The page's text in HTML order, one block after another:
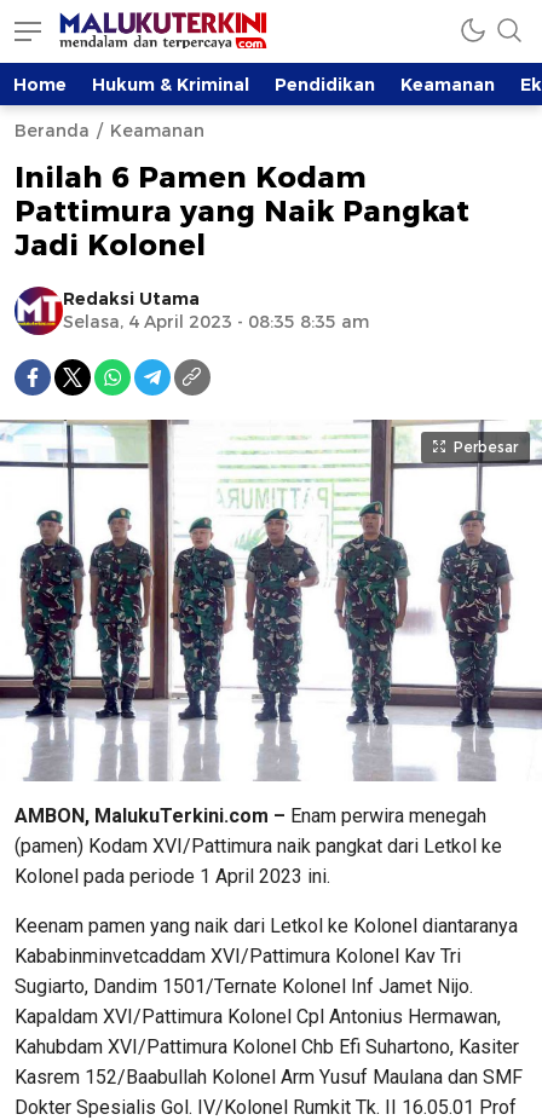
Home Hukum & Kriminal Pendidikan Keamanan
Beranda Keamanan
Inilah 6 Pamen Kodam
Pattimura yang Naik Pangkat
Jadi Kolonel
Redaksi Utama
Selasa, 4 April 2023 - 08:35 8:35 am
Perbesar
AMBON, MalukuTerkini.com – Enam perwira menegah
(pamen) Kodam XVI/Pattimura naik pangkat dari Letkol ke
Kolonel pada periode 1 April 2023 ini.
Keenam pamen yang naik dari Letkol ke Kolonel diantaranya
Kababinminvetcaddam XVI/Pattimura Kolonel Kav Tri
Sugiarto, Dandim 1501/Ternate Kolonel Inf Jamet Nijo.
Kapaldam XVI/Pattimura Kolonel Cpl Antonius Hermawan,
Kahubdam XVI/Pattimura Kolonel Chb Efi Suhartono, Kasiter
Kasrem 152/Baabullah Kolonel Arm Yusuf Maulana dan SMF
Dokter Spesialis Gol. IV/Kolonel Rumkit Tk. II 16.05.01 Prof